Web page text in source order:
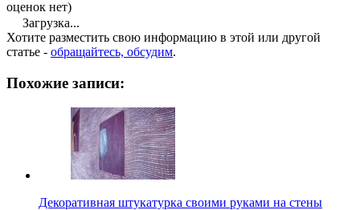
оценок нет)
Загрузка...
Хотите разместить свою информацию в этой или другой
статье - обращайтесь, обсудим.
Похожие записи:
Декоративная штукатурка своими руками на стены